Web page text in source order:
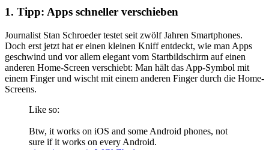
1. Tipp: Apps schneller verschieben
Journalist Stan Schroeder testet seit zwölf Jahren Smartphones.
Doch erst jetzt hat er einen kleinen Kniff entdeckt, wie man Apps
geschwind und vor allem elegant vom Startbildschirm auf einen
anderen Home-Screen verschiebt: Man hält das App-Symbol mit
einem Finger und wischt mit einem anderen Finger durch die Home-
Screens.
Like so:
Btw, it works on iOS and some Android phones, not
sure if it works on every Android.